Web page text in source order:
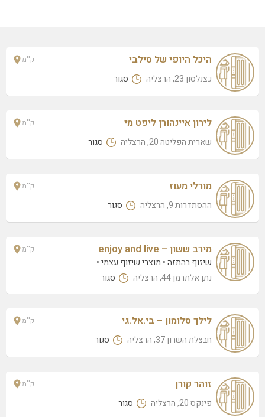
היכל היופי של סילבי
כצנלסון 23, הרצליה סגור
ק''מ
לירון איינהורן ליפט מי
שארית הפליטה 20, הרצליה סגור
ק''מ
מורלי מעוז
ההסתדרות 9, הרצליה סגור
ק''מ
מירב ששון – enjoy and live
שיזוף בהתזה מוצרי שיזוף עצמי
נתן אלתרמן 44, הרצליה
סגור
ק''מ
לילך סלומון – בי.אל.גי
חבצלת השרון 37, הרצליה סגור
ק''מ
זוהר קורן
פינקס 20, הרצליה סגור
ק''מ
טל לוגסי
שדרות בן גוריון 48, הרצליה
מירי סופר הרצליה
דיין גרופ בעמ
הנדיב 3, הרצליה
המעפילים 39, הרצליה
לירז לוי
תור הזהב 2, הרצליה
אדירים 1410, תל אביב
ליידיס
המעפילים 39, הרצליה
שירן וולף
סוקולוב 71, הרצליה
לירון איינהורן ליפט מי
רלי – לאקי וומן
ברנר 24, הרצליה